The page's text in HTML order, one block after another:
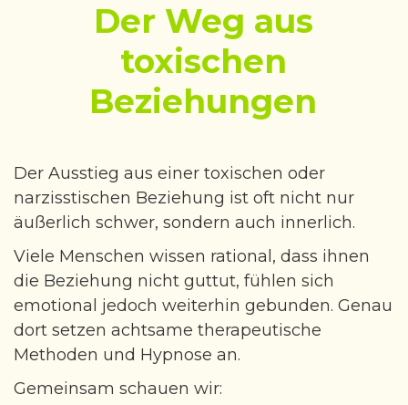
Der Weg aus
toxischen
Beziehungen
Der Ausstieg aus einer toxischen oder
narzisstischen Beziehung ist oft nicht nur
äußerlich schwer, sondern auch innerlich.
Viele Menschen wissen rational, dass ihnen
die Beziehung nicht guttut, fühlen sich
emotional jedoch weiterhin gebunden. Genau
dort setzen achtsame therapeutische
Methoden und Hypnose an.
Gemeinsam schauen wir: